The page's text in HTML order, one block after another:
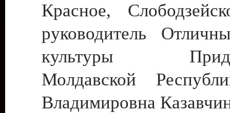
Красное,
руководитель
культуры
Молдавской
Владимировна